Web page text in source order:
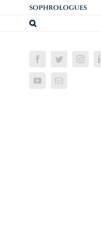
sophrologues